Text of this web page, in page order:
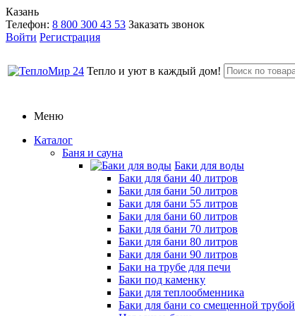
Казань
Телефон: 8 800 300 43 53 Заказать звонок
Войти Регистрация
Тепло и уют в каждый дом!
Меню
Каталог
Баня и сауна
Баки для воды
Баки для бани 40 литров
Баки для бани 50 литров
Баки для бани 55 литров
Баки для бани 60 литров
Баки для бани 70 литров
Баки для бани 80 литров
Баки для бани 90 литров
Баки на трубе для печи
Баки под каменку
Баки для теплообменника
Баки для бани со смещенной трубой